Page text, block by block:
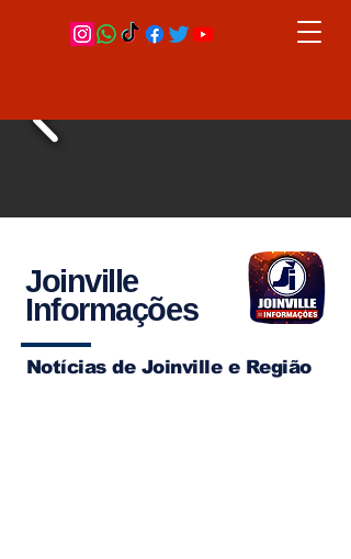
Joinville
Informações
Notícias de Joinville e Região